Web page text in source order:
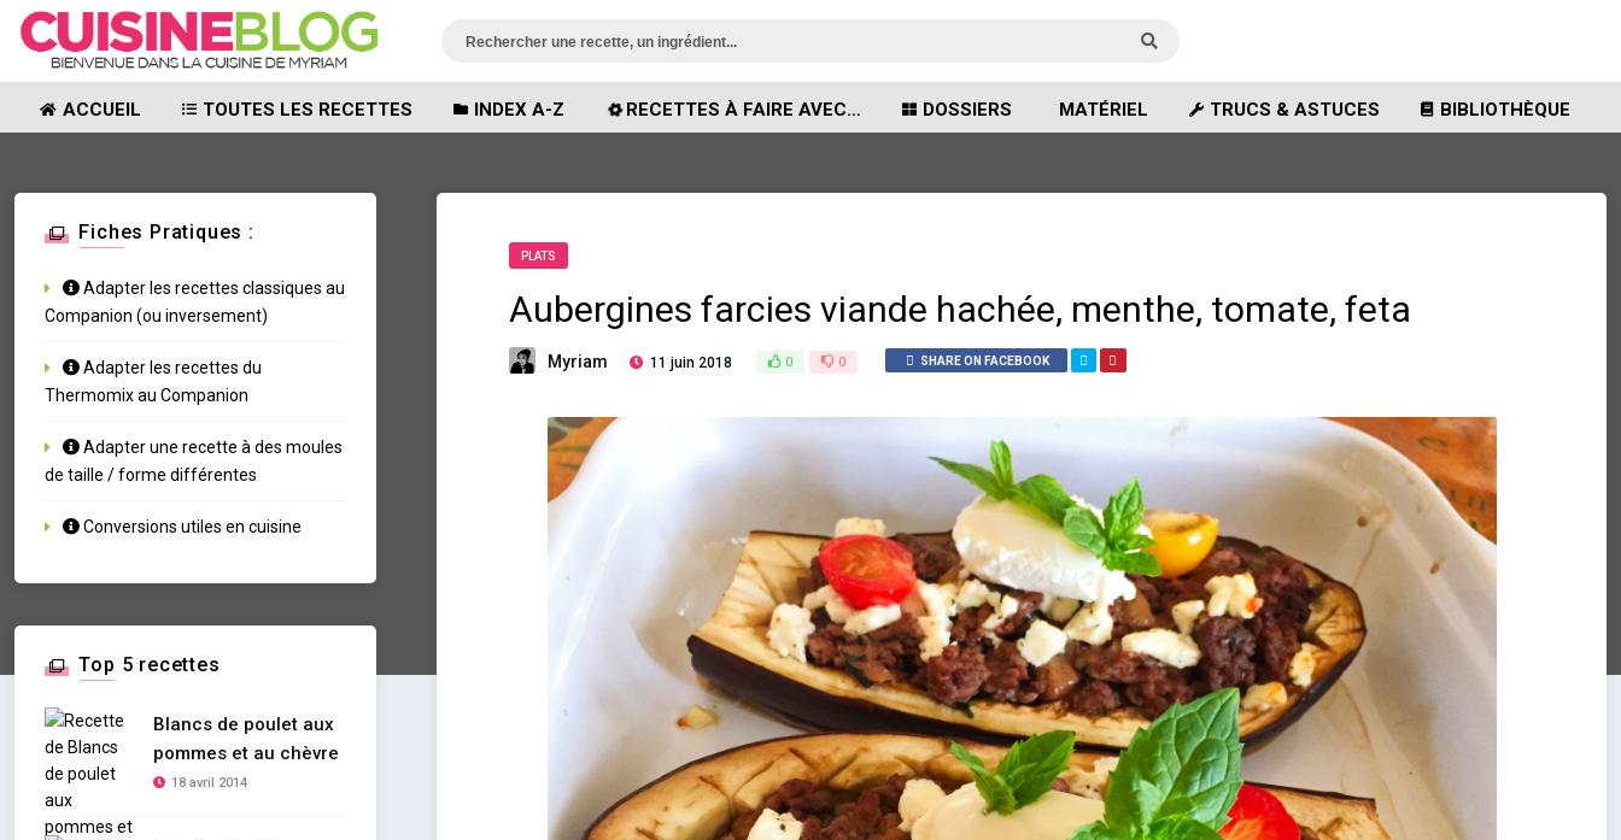
ACCUEIL TOUTES LES RECETTES INDEX A-Z RECETTES À FAIRE AVEC… DOSSIERS MATÉRIEL TRUCS & ASTUCES BIBLIOTHÈQUE
PLATS
Aubergines farcies viande hachée, menthe, tomate, feta
Myriam 11 juin 2018 0 0 SHARE ON FACEBOOK
Fiches Pratiques :
Adapter les recettes classiques au
Companion (ou inversement)
Adapter les recettes du
Thermomix au Companion
Adapter une recette à des moules
de taille / forme différentes
Conversions utiles en cuisine
Top 5 recettes
Blancs de poulet aux
pommes et au chèvre
18 avril 2014